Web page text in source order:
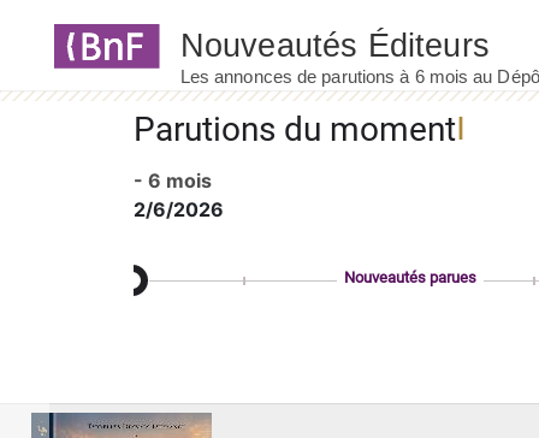
Parutions du moment
- 6 mois
2/6/2026
Nouveautés parues